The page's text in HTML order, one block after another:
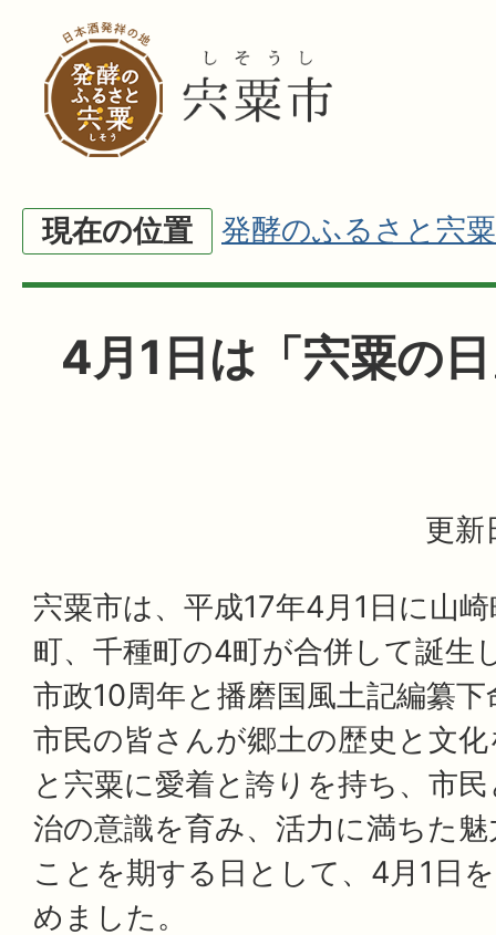
現在の位置 発酵のふるさと宍粟
4月1日は「宍粟の
更新
宍粟市は、平成17年4月1日に山
町、千種町の4町が合併して誕生
市政10周年と播磨国風土記編纂
市民の皆さんが郷土の歴史と文
と宍粟に愛着と誇りを持ち、市
治の意識を育み、活力に満ちた
ことを期する日として、4月1日
めました。